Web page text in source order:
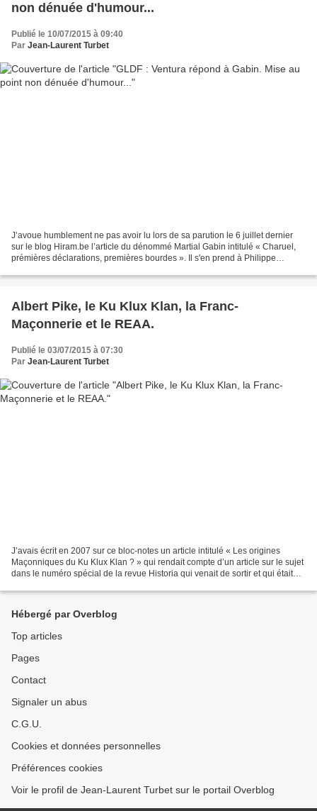
non dénuée d'humour...
Publié le 10/07/2015 à 09:40
Par Jean-Laurent Turbet
J’avoue humblement ne pas avoir lu lors de sa parution le 6 juillet dernier
sur le blog Hiram.be l’article du dénommé Martial Gabin intitulé « Charuel,
prémières déclarations, premières bourdes ». Il s'en prend à Philippe
Albert Pike, le Ku Klux Klan, la Franc-
Maçonnerie et le REAA.
Publié le 03/07/2015 à 07:30
Par Jean-Laurent Turbet
J’avais écrit en 2007 sur ce bloc-notes un article intitulé « Les origines
Maçonniques du Ku Klux Klan ? » qui rendait compte d’un article sur le sujet
dans le numéro spécial de la revue Historia qui venait de sortir et qui était
Hébergé par Overblog
Top articles
Pages
Contact
Signaler un abus
C.G.U.
Cookies et données personnelles
Préférences cookies
Voir le profil de Jean-Laurent Turbet sur le portail Overblog